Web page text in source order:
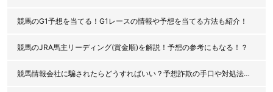
競馬のG1予想を当てる！G1レースの情報や予想を当てる方法も紹介！
競馬のJRA馬主リーディング(賞金順)を解説！予想の参考にもなる！？
競馬情報会社に騙されたらどうすればいい？予想詐欺の手口や対処法を解説！